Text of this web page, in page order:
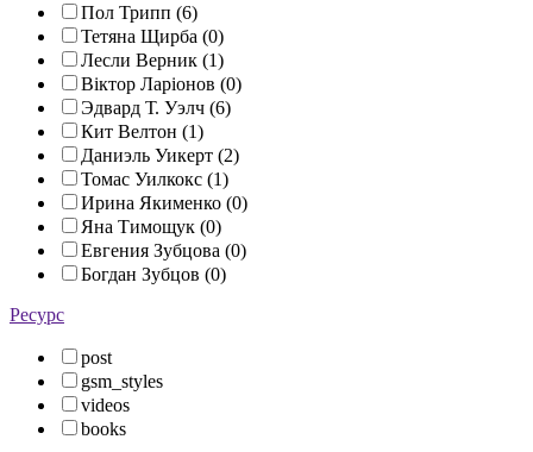
Пол Трипп (6)
Тетяна Щирба (0)
Лесли Верник (1)
Віктор Ларіонов (0)
Эдвард Т. Уэлч (6)
Кит Велтон (1)
Даниэль Уикерт (2)
Томас Уилкокс (1)
Ирина Якименко (0)
Яна Тимощук (0)
Евгения Зубцова (0)
Богдан Зубцов (0)
Ресурс
post
gsm_styles
videos
books